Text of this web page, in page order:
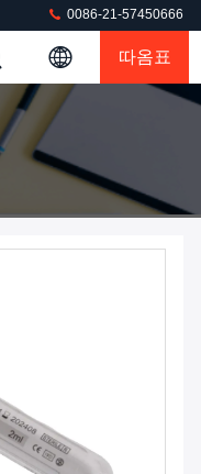
0086-21-57450666
따옴표